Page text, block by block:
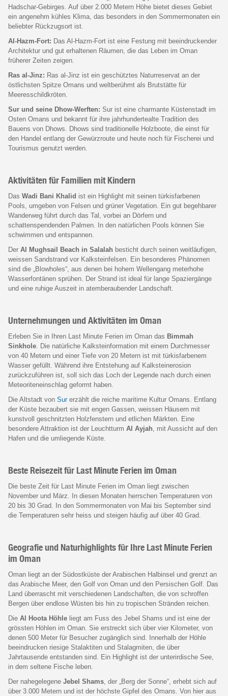
Hadschar-Gebirges. Auf über 2.000 Metern Höhe bietet dieses Gebiet
ein angenehm kühles Klima, das besonders in den Sommermonaten ein
beliebter Rückzugsort ist.
Al-Hazm-Fort: Das Al-Hazm-Fort ist eine Festung mit beeindruckender
Architektur und gut erhaltenen Räumen, die das Leben im Oman
früherer Zeiten zeigen.
Ras al-Jinz: Ras al-Jinz ist ein geschütztes Naturreservat an der
östlichsten Spitze Omans und weltberühmt als Brutstätte für
Meeresschildkröten.
Sur und seine Dhow-Werften: Sur ist eine charmante Küstenstadt im
Osten Omans und bekannt für ihre jahrhundertealte Tradition des
Bauens von Dhows. Dhows sind traditionelle Holzboote, die einst für
den Handel entlang der Gewürzroute und heute noch für Fischerei und
Tourismus genutzt werden.
Aktivitäten für Familien mit Kindern
Das Wadi Bani Khalid ist ein Highlight mit seinen türkisfarbenen
Pools, umgeben von Felsen und grüner Vegetation. Ein gut begehbarer
Wanderweg führt durch das Tal, vorbei an Dörfern und
schattenspendenden Palmen. In den natürlichen Pools können Sie
schwimmen und entspannen.
Der Al Mughsail Beach in Salalah besticht durch seinen weitläufigen,
weissen Sandstrand vor Kalksteinfelsen. Ein besonderes Phänomen
sind die „Blowholes“, aus denen bei hohem Wellengang meterhohe
Wasserfontänen sprühen. Der Strand ist ideal für lange Spaziergänge
und eine ruhige Auszeit in atemberaubender Landschaft.
Unternehmungen und Aktivitäten im Oman
Erleben Sie in Ihren Last Minute Ferien im Oman das Bimmah
Sinkhole . Die natürliche Kalksteinformation mit einem Durchmesser
von 40 Metern und einer Tiefe von 20 Metern ist mit türkisfarbenem
Wasser gefüllt. Während ihre Entstehung auf Kalksteinerosion
zurückzuführen ist, soll sich das Loch der Legende nach durch einen
Meteoriteneinschlag geformt haben.
Die Altstadt von Surerzählt die reiche maritime Kultur Omans. Entlang
der Küste bezaubert sie mit engen Gassen, weissen Häusern mit
kunstvoll geschnitzten Holzfenstern und etlichen Märkten. Eine
besondere Attraktion ist der Leuchtturm Al Ayjah , mit Aussicht auf den
Hafen und die umliegende Küste.
Beste Reisezeit für Last Minute Ferien im Oman
Die beste Zeit für Last Minute Ferien im Oman liegt zwischen
November und März. In diesen Monaten herrschen Temperaturen von
20 bis 30 Grad. In den Sommermonaten von Mai bis September sind
die Temperaturen sehr heiss und steigen häufig auf über 40 Grad.
Geografie und Naturhighlights für Ihre Last Minute Ferien
im Oman
Oman liegt an der Südostküste der Arabischen Halbinsel und grenzt an
das Arabische Meer, den Golf von Oman und den Persischen Golf. Das
Land überrascht mit verschiedenen Landschaften, die von schroffen
Bergen über endlose Wüsten bis hin zu tropischen Stränden reichen.
Die Al Hoota Höhle liegt am Fuss des Jebel Shams und ist eine der
grössten Höhlen im Oman. Sie erstreckt sich über vier Kilometer, von
denen 500 Meter für Besucher zugänglich sind. Innerhalb der Höhle
beeindrucken riesige Stalaktiten und Stalagmiten, die über
Jahrtausende entstanden sind. Ein Highlight ist der unterirdische See,
in dem seltene Fische leben.
Der nahegelegene Jebel Shams , der „Berg der Sonne“, erhebt sich auf
über 3.000 Metern und ist der höchste Gipfel des Omans. Von hier aus